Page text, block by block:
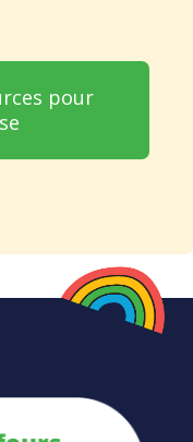
pour